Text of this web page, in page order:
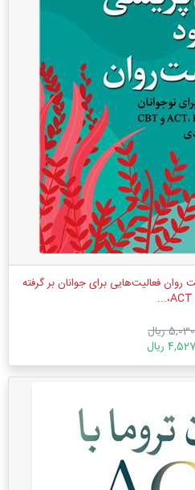
روان فعالیت‌هایی برای جوانان بر گرفته
ریال
ریال